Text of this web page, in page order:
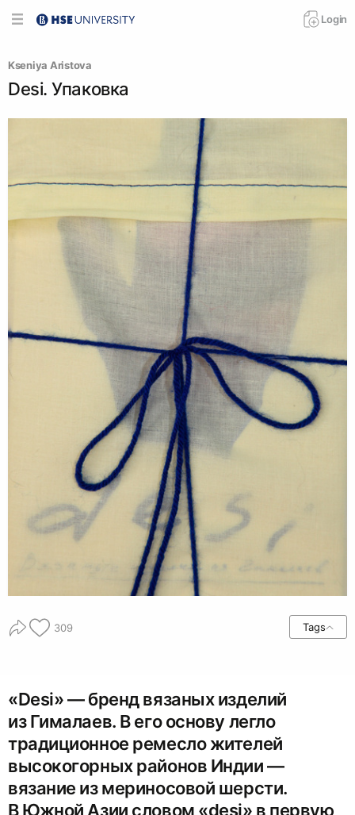
Login
Kseniya Aristova
Desi. Упаковка
309 Tags
«Desi» — бренд вязаных изделий
из Гималаев. В его основу легло
традиционное ремесло жителей
высокогорных районов Индии —
вязание из мериносовой шерсти.
В Южной Азии словом «desi» в первую